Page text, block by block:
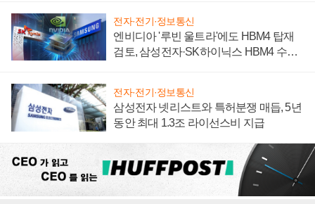
전자·전기·정보통신
엔비디아 '루빈 울트라'에도 HBM4 탑재
검토, 삼성전자·SK하이닉스 HBM4 수율
전자·전기·정보통신
삼성전자 넷리스트와 특허분쟁 매듭, 5년
동안 최대 1.3조 라이선스비 지급